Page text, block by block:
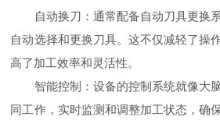
自动换刀：通常配备自动刀具更换
自动选择和更换刀具。这不仅减轻了操
高了加工效率和灵活性。
智能控制：设备的控制系统就像大
同工作，实时监测和调整加工状态，确